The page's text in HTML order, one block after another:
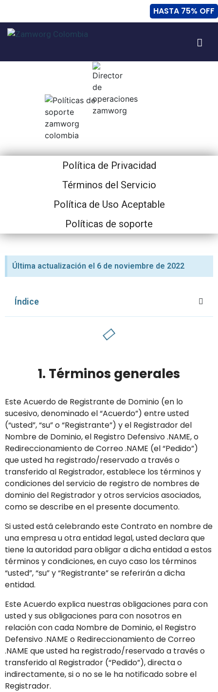
HASTA 75% OFF
Acuerdo de Registrante de Dominio
Política de Privacidad
Términos del Servicio
Política de Uso Aceptable
Políticas de soporte
Última actualización el 6 de noviembre de 2022
Índice
1. Términos generales
Este Acuerdo de Registrante de Dominio (en lo
sucesivo, denominado el “Acuerdo”) entre usted
(“usted”, “su” o “Registrante”) y el Registrador del
Nombre de Dominio, el Registro Defensivo .NAME, o
Redireccionamiento de Correo .NAME (el “Pedido”)
que usted ha registrado/reservado a través o
transferido al Registrador, establece los términos y
condiciones del servicio de registro de nombres de
dominio del Registrador y otros servicios asociados,
como se describe en el presente documento.
Si usted está celebrando este Contrato en nombre de
una empresa u otra entidad legal, usted declara que
tiene la autoridad para obligar a dicha entidad a estos
términos y condiciones, en cuyo caso los términos
“usted”, “su” y “Registrante” se referirán a dicha
entidad.
Este Acuerdo explica nuestras obligaciones para con
usted y sus obligaciones para con nosotros en
relación con cada Nombre de Dominio, el Registro
Defensivo .NAME o Redireccionamiento de Correo
.NAME que usted ha registrado/reservado a través o
transferido al Registrador (“Pedido”), directa o
indirectamente, si o no se le ha notificado sobre el
Registrador.